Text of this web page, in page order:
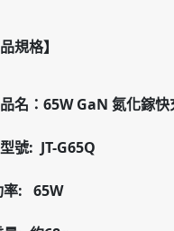
規格】
名：65W GaN 氮化鎵快
號: JT-G65Q
: 65W